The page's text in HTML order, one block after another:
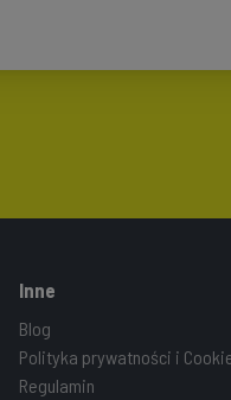
Inne
Blog
Polityka prywatności i
Regulamin